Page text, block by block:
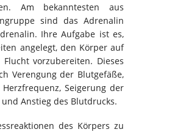
Am bekanntesten aus
sind das Adrenalin
Ihre Aufgabe ist es,
angelegt, den Körper auf
vorzubereiten. Dieses
Verengung der Blutgefäße,
Seigerung der
Anstieg des Blutdrucks.
des Körpers zu